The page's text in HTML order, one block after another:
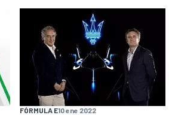
FÓRMULA E10 ene 2022